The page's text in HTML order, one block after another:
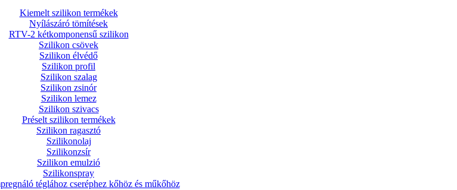
Kiemelt szilikon termékek
Nyílászáró tömítések
RTV-2 kétkomponensű szilikon
Szilikon csövek
Szilikon élvédő
Szilikon profil
Szilikon szalag
Szilikon zsinór
Szilikon lemez
Szilikon szivacs
Préselt szilikon termékek
Szilikon ragasztó
Szilikonolaj
Szilikonzsír
Szilikon emulzió
Szilikonspray
téglához cseréphez kőhöz és műkőhöz